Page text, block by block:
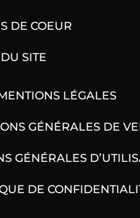
DE COEUR
SITE
LÉGALES
GÉNÉRALES DE
GÉNÉRALES
DE